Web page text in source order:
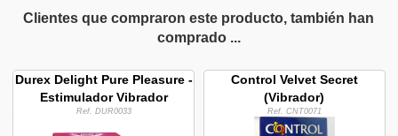
Clientes que compraron este producto, también han
comprado ...
Durex Delight Pure Pleasure -
Estimulador Vibrador
Ref. DUR0033
Control Velvet Secret
(Vibrador)
Ref. CNT0071